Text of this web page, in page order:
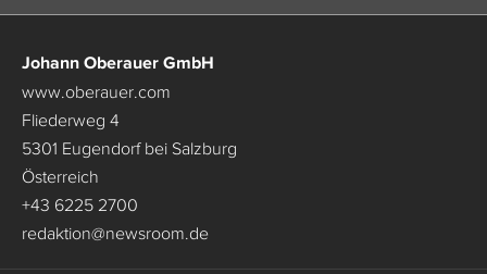
Johann Oberauer GmbH
www.oberauer.com
Fliederweg 4
5301 Eugendorf bei Salzburg
Österreich
+43 6225 2700
redaktion@newsroom.de